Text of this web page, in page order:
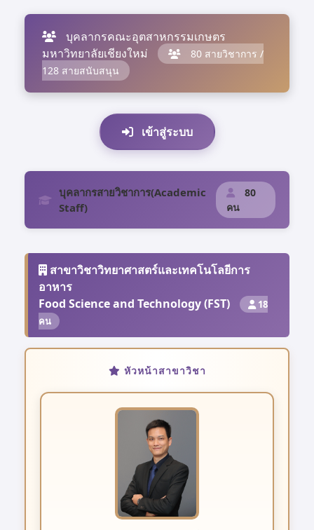
บุคลากรคณะอุตสาหกรรมเกษตร
มหาวิทยาลัยเชียงใหม่
80 สายวิชาการ /
128 สายสนับสนุน
เข้าสู่ระบบ
บุคลากรสายวิชาการ(Academic
Staff)
80
คน
สาขาวิชาวิทยาศาสตร์และเทคโนโลยีการ
อาหาร
Food Science and Technology (FST)
18
คน
หัวหน้าสาขาวิชา